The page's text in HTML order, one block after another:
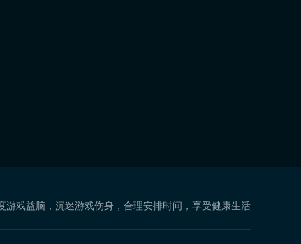
戏益脑，沉迷游戏伤身，合理安排时间，享受健康生活